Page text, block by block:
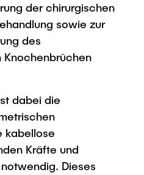
der chirurgischen
sowie zur
des
Knochenbrüchen
dabei die
kabellose
Kräfte und
Dieses